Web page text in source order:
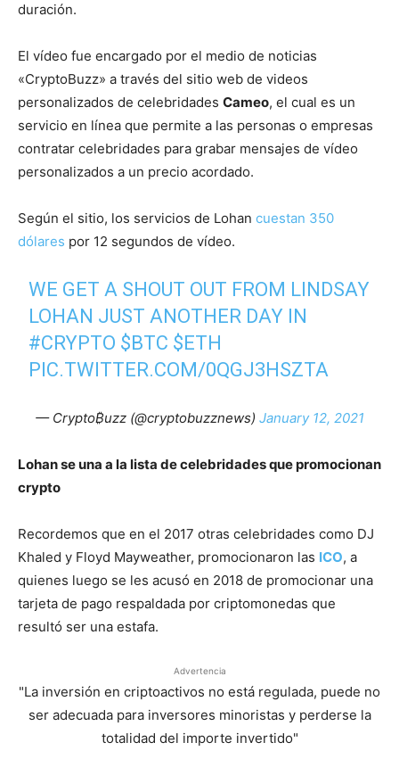
duración.
El vídeo fue encargado por el medio de noticias
«CryptoBuzz» a través del sitio web de videos
personalizados de celebridades Cameo, el cual es un
servicio en línea que permite a las personas o empresas
contratar celebridades para grabar mensajes de vídeo
personalizados a un precio acordado.
Según el sitio, los servicios de Lohan cuestan 350
dólares por 12 segundos de vídeo.
WE GET A SHOUT OUT FROM LINDSAY
LOHAN JUST ANOTHER DAY IN
#CRYPTO $BTC $ETH
PIC.TWITTER.COM/0QGJ3HSZTA
— Crypto₿uzz (@cryptobuzznews) January 12, 2021
Lohan se una a la lista de celebridades que promocionan
crypto
Recordemos que en el 2017 otras celebridades como DJ
Khaled y Floyd Mayweather, promocionaron las ICO, a
quienes luego se les acusó en 2018 de promocionar una
tarjeta de pago respaldada por criptomonedas que
resultó ser una estafa.
Advertencia
"La inversión en criptoactivos no está regulada, puede no
ser adecuada para inversores minoristas y perderse la
totalidad del importe invertido"